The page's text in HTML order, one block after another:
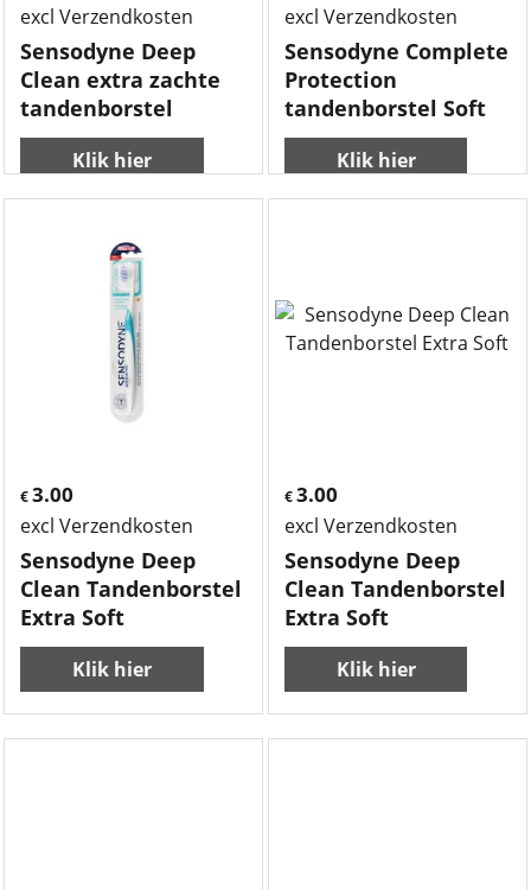
excl Verzendkosten
Sensodyne Deep
Clean extra zachte
tandenborstel
Klik hier
excl Verzendkosten
Sensodyne Complete
Protection
tandenborstel Soft
Klik hier
€ 3.00
excl Verzendkosten
Sensodyne Deep
Clean Tandenborstel
Extra Soft
Klik hier
€3.00
excl Verzendkosten
Sensodyne Deep
Clean Tandenborstel
Extra Soft
Klik hier